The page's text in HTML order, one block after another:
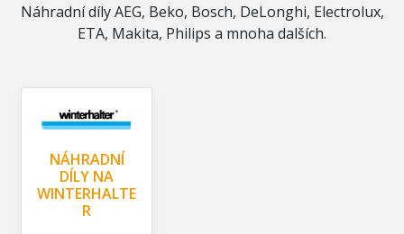
Náhradní díly AEG, Beko, Bosch, DeLonghi, Electrolux,
ETA, Makita, Philips a mnoha dalších.
NÁHRADNÍ
DÍLY NA
WINTERHALTE
R